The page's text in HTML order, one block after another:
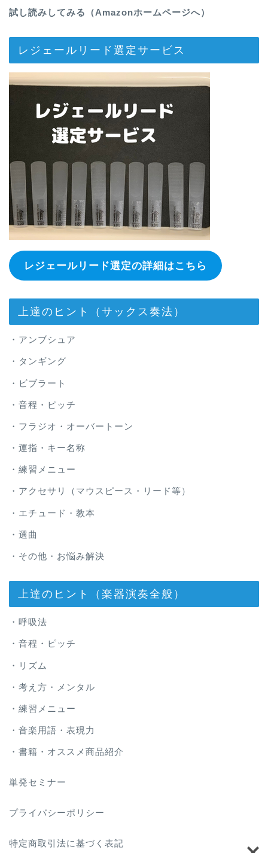
試し読みしてみる（Amazonホームページへ）
レジェールリード選定サービス
レジェールリード選定の詳細はこちら
上達のヒント（サックス奏法）
・アンブシュア
・タンギング
・ビブラート
・音程・ピッチ
・フラジオ・オーバートーン
・運指・キー名称
・練習メニュー
・アクセサリ（マウスピース・リード等）
・エチュード・教本
・選曲
・その他・お悩み解決
上達のヒント（楽器演奏全般）
・呼吸法
・音程・ピッチ
・リズム
・考え方・メンタル
・練習メニュー
・音楽用語・表現力
・書籍・オススメ商品紹介
単発セミナー
プライバシーポリシー
特定商取引法に基づく表記